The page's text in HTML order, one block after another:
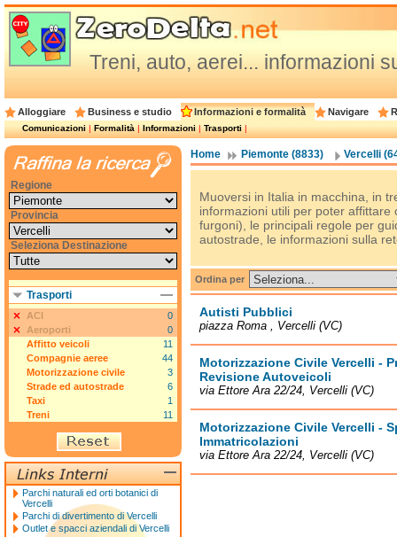
Treni, auto, aerei... informazioni
Alloggiare Business e studio Informazioni e formalità Navigare
Comunicazioni|Formalità|Informazioni|Trasporti|
Home Piemonte (8833) Vercelli
Muoversi in Italia in macchina, in
informazioni utili per poter
furgoni), le principali regole per
autostrade, le informazioni sulla
Ordina per
Autisti Pubblici
piazza Roma , Vercelli (VC)
Motorizzazione Civile Vercelli -
Revisione Autoveicoli
via Ettore Ara 22/24, Vercelli (VC)
Motorizzazione Civile Vercelli -
Immatricolazioni
via Ettore Ara 22/24, Vercelli (VC)
Regione
Provincia
Seleziona Destinazione
Trasporti
ACI
0
Aeroporti
0
Affitto veicoli
11
Compagnie aeree
44
Motorizzazione civile
3
Strade ed autostrade
6
Taxi
1
Treni
11
Parchi naturali ed orti botanici di
Vercelli
Parchi di divertimento di Vercelli
Outlet e spacci aziendali di Vercelli